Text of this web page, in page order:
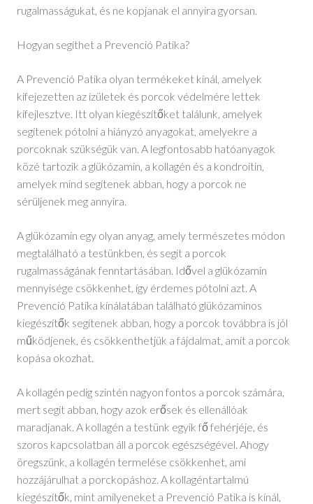
rugalmasságukat, és ne kopjanak el annyira gyorsan.
Hogyan segíthet a Prevenció Patika?
A Prevenció Patika olyan termékeket kínál, amelyek
kifejezetten az ízületek és porcok védelmére lettek
kifejlesztve. Itt olyan kiegészítőket találunk, amelyek
segítenek pótolni a hiányzó anyagokat, amelyekre a
porcoknak szükségük van. A legfontosabb hatóanyagok
közé tartozik a glükózamin, a kollagén és a kondroitin,
amelyek mind segítenek abban, hogy a porcok ne
sérüljenek meg annyira.
A glükózamin egy olyan anyag, amely természetes módon
megtalálható a testünkben, és segít a porcok
rugalmasságának fenntartásában. Idővel a glükózamin
mennyisége csökkenhet, így érdemes pótolni azt. A
Prevenció Patika kínálatában található glükózaminos
kiegészítők segítenek abban, hogy a porcok továbbra is jól
működjenek, és csökkenthetjük a fájdalmat, amit a porcok
kopása okozhat.
A kollagén pedig szintén nagyon fontos a porcok számára,
mert segít abban, hogy azok erősek és ellenállóak
maradjanak. A kollagén a testünk egyik fő fehérjéje, és
szoros kapcsolatban áll a porcok egészségével. Ahogy
öregszünk, a kollagén termelése csökkenhet, ami
hozzájárulhat a porckopáshoz. A kollagéntartalmú
kiegészítők, mint amilyeneket a Prevenció Patika is kínál,